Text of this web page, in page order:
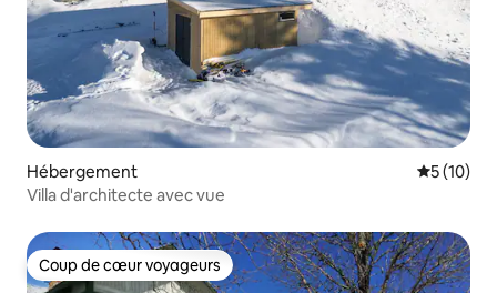
Hébergement
5 (10)
Villa d'architecte avec vue
Coup de cœur voyageurs
Coup de cœur voyageurs